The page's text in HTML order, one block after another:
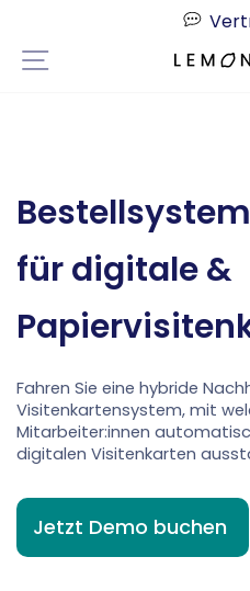
Inhalt
Seitennavigation
Bestellsystem
für digitale &
Fahren Sie eine hybride
Visitenkartensystem, mit
Mitarbeiter:innen
digitalen Visitenkarten
Jetzt Demo buchen